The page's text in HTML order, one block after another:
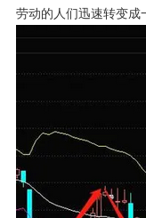
劳动的人们迅速转变成